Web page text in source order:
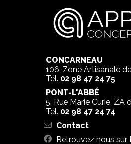
CONCARNEAU
106, Zone Artisanale
Tél. 02 98 47 24 75
PONT-L'ABBÉ
5, Rue Marie Curie, ZA
Tél. 02 98 47 24 74
Contact
Retrouvez nous sur